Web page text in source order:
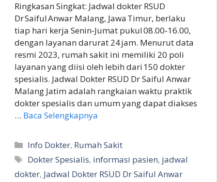
Ringkasan Singkat: Jadwal dokter RSUD
Dr Saiful Anwar Malang, Jawa Timur, berlaku
tiap hari kerja Senin‑Jumat pukul 08.00‑16.00,
dengan layanan darurat 24 jam. Menurut data
resmi 2023, rumah sakit ini memiliki 20 poli
layanan yang diisi oleh lebih dari 150 dokter
spesialis. Jadwal Dokter RSUD Dr Saiful Anwar
Malang Jatim adalah rangkaian waktu praktik
dokter spesialis dan umum yang dapat diakses
… Baca Selengkapnya
Kategori
Info Dokter, Rumah Sakit
Tag
Dokter Spesialis, informasi pasien, jadwal
dokter, Jadwal Dokter RSUD Dr Saiful Anwar